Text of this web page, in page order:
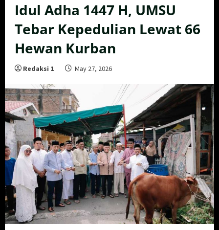
Idul Adha 1447 H, UMSU
Tebar Kepedulian Lewat 66
Hewan Kurban
Redaksi 1 May 27, 2026